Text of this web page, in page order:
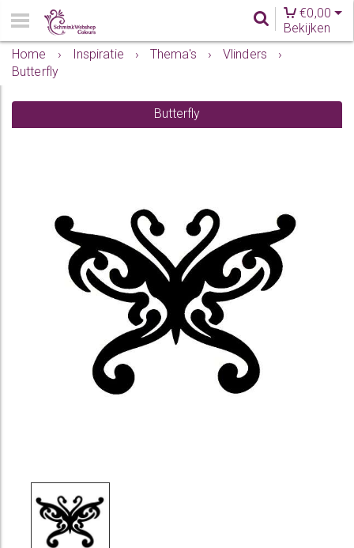
€0,00
Bekijken
Home
› Inspiratie › Thema's › Vlinders
›
Butterfly
Butterfly